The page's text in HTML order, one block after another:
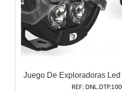
Juego De Exploradoras
REF: